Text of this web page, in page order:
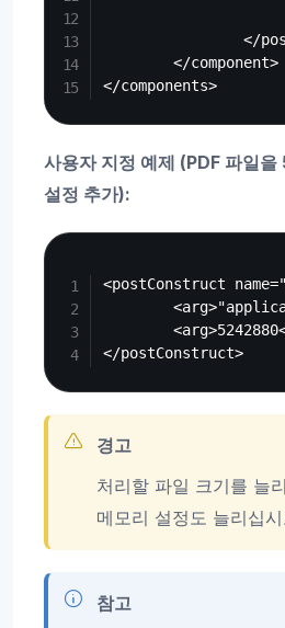
</
        </component>
사용자 지정 예제 (PDF 파일
설정 추가):
<postConstruct
경고
처리할 파일 크기를 늘
메모리 설정도 늘리십
참고